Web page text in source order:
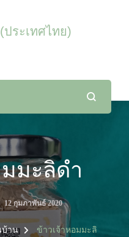
ระเทศไทย)
มะลิดำ
12 กุมภาพันธ์ 2020
บ้าน
ข้าวเจ้าหอมมะลิ